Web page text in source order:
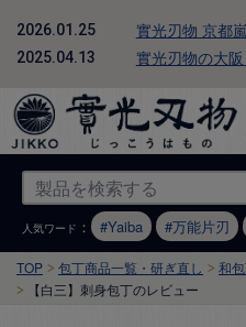
2026.01.25 實光刃物 京都
2025.04.13 實光刃物の大
人気ワード ： Yaiba 万能片刃
TOP 包丁商品一覧・研ぎ直し 和
【白三】刺身包丁のレビュー